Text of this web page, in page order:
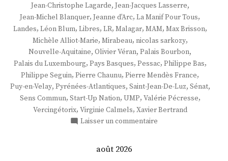
Jean-Christophe Lagarde, Jean-Jacques Lasserre,
Jean-Michel Blanquer, Jeanne d'Arc, La Manif Pour Tous,
Landes, Léon Blum, Libres, LR, Malagar, MAM, Max Brisson,
Michèle Alliot-Marie, Mirabeau, nicolas sarkozy,
Nouvelle-Aquitaine, Olivier Véran, Palais Bourbon,
Palais du Luxembourg, Pays Basques, Pessac, Philippe Bas,
Philippe Seguin, Pierre Chaunu, Pierre Mendès France,
Puy-en-Velay, Pyrénées-Atlantiques, Saint-Jean-De-Luz, Sénat,
Sens Commun, Start-Up Nation, UMP, Valérie Pécresse,
Vercingétorix, Virginie Calmels, Xavier Bertrand
Laisser un commentaire
août 2026